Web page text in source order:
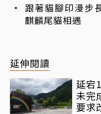
跟著貓腳印漫步
麒麟尾貓相遇
延伸閱讀
延宕
未完
要求